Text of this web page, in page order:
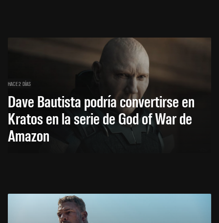
HACE 2 DÍAS
Dave Bautista podría convertirse en
Kratos en la serie de God of War de
Amazon